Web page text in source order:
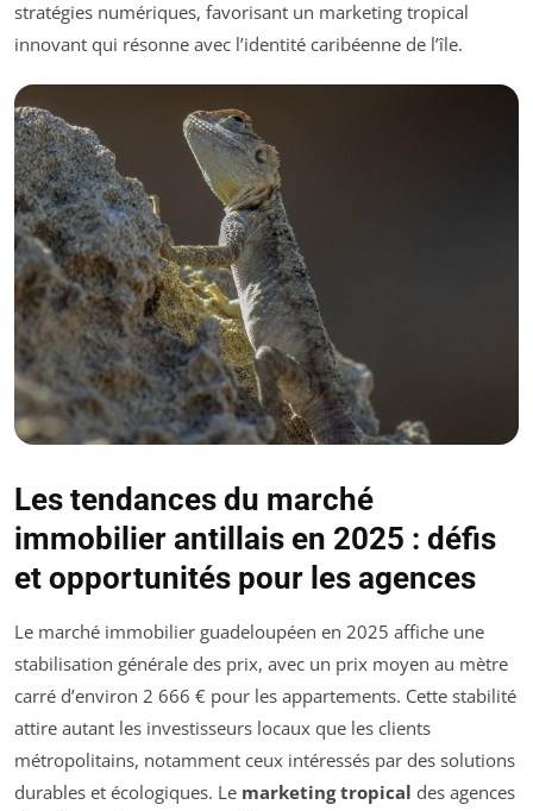
stratégies numériques, favorisant un marketing tropical
innovant qui résonne avec l’identité caribéenne de l’île.
Les tendances du marché
immobilier antillais en 2025 : défis
et opportunités pour les agences
Le marché immobilier guadeloupéen en 2025 affiche une
stabilisation générale des prix, avec un prix moyen au mètre
carré d’environ 2 666 € pour les appartements. Cette stabilité
attire autant les investisseurs locaux que les clients
métropolitains, notamment ceux intéressés par des solutions
durables et écologiques. Le marketing tropical des agences